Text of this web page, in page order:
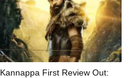
Kannappa First Review Out: